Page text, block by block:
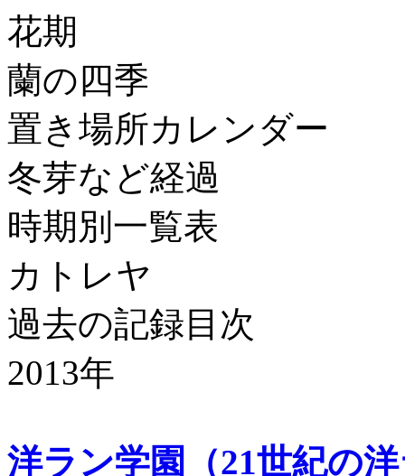
花期
蘭の四季
置き場所カレンダー
冬芽など経過
時期別一覧表
カトレヤ
過去の記録目次
2013年
洋ラン学園（21世紀の